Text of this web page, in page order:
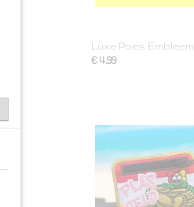
Luxe Poes Embleem
€ 4,99